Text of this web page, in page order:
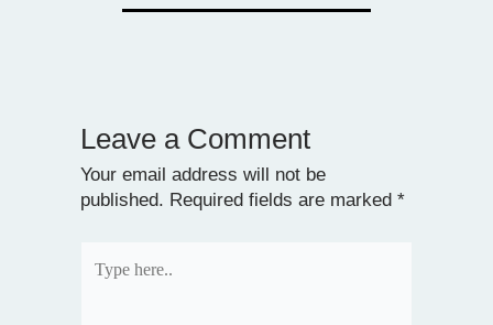
Leave a Comment
Your email address will not be
published. Required fields are marked *
here..